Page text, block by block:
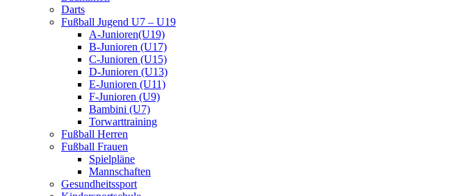
Darts
Fußball Jugend U7 – U19
A-Junioren(U19)
B-Junioren (U17)
C-Junioren (U15)
D-Junioren (U13)
E-Junioren (U11)
F-Junioren (U9)
Bambini (U7)
Torwarttraining
Fußball Herren
Fußball Frauen
Spielpläne
Mannschaften
Gesundheitssport